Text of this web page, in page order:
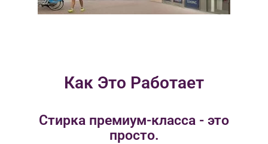
Как Это Работает
Стирка премиум-класса - это
просто.